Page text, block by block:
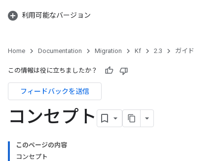
利用可能なバージョン
Home Documentation Migration Kf 2.3 ガイド
この情報は役に立ちましたか？
フィードバックを送信
コンセプト
このページの内容
コンセプト